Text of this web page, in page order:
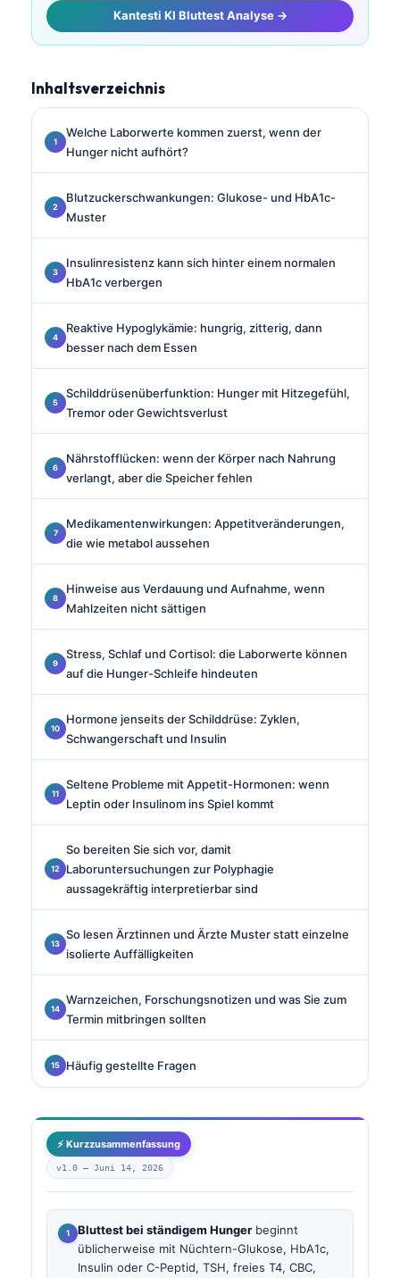
Kantesti KI Bluttest Analyse →
Inhaltsverzeichnis
Welche Laborwerte kommen zuerst, wenn der
Hunger nicht aufhört?
Blutzuckerschwankungen: Glukose- und HbA1c-
Muster
Insulinresistenz kann sich hinter einem normalen
HbA1c verbergen
Reaktive Hypoglykämie: hungrig, zitterig, dann
besser nach dem Essen
Schilddrüsenüberfunktion: Hunger mit Hitzegefühl,
Tremor oder Gewichtsverlust
Nährstofflücken: wenn der Körper nach Nahrung
verlangt, aber die Speicher fehlen
Medikamentenwirkungen: Appetitveränderungen,
die wie metabol aussehen
Hinweise aus Verdauung und Aufnahme, wenn
Mahlzeiten nicht sättigen
Stress, Schlaf und Cortisol: die Laborwerte können
auf die Hunger-Schleife hindeuten
Hormone jenseits der Schilddrüse: Zyklen,
Schwangerschaft und Insulin
Seltene Probleme mit Appetit-Hormonen: wenn
Leptin oder Insulinom ins Spiel kommt
So bereiten Sie sich vor, damit
Laboruntersuchungen zur Polyphagie
aussagekräftig interpretierbar sind
So lesen Ärztinnen und Ärzte Muster statt einzelne
isolierte Auffälligkeiten
Warnzeichen, Forschungsnotizen und was Sie zum
Termin mitbringen sollten
Häufig gestellte Fragen
⚡ Kurzzusammenfassung
v1.0 — Juni 14, 2026
Bluttest bei ständigem Hunger beginnt
üblicherweise mit Nüchtern-Glukose, HbA1c,
Insulin oder C-Peptid, TSH, freies T4, CBC,